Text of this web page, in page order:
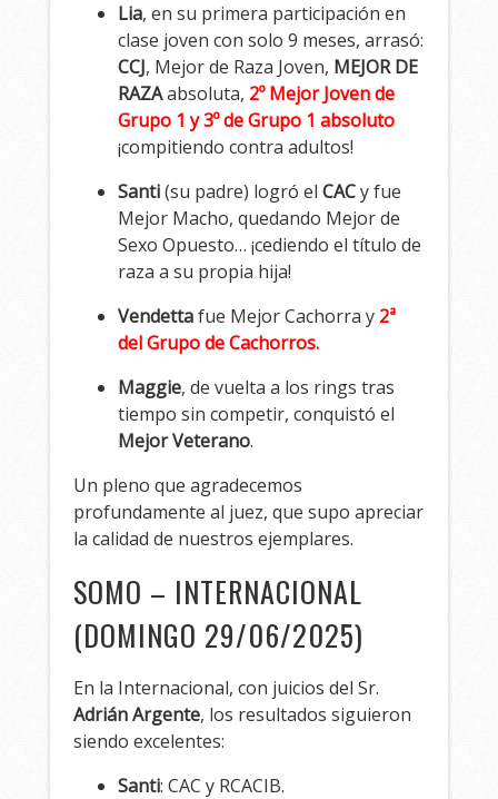
Lia, en su primera participación en
clase joven con solo 9 meses, arrasó:
CCJ, Mejor de Raza Joven, MEJOR DE
RAZAabsoluta, 2º Mejor Joven de
Grupo 1 y 3º de Grupo 1 absoluto
¡compitiendo contra adultos!
Santi(su padre) logró elCACy fue
Mejor Macho, quedando Mejor de
Sexo Opuesto… ¡cediendo el título de
raza a su propia hija!
Vendettafue Mejor Cachorra y 2ª
del Grupo de Cachorros.
Maggie, de vuelta a los rings tras
tiempo sin competir, conquistó el
Mejor Veterano.
Un pleno que agradecemos
profundamente al juez, que supo apreciar
la calidad de nuestros ejemplares.
SOMO – INTERNACIONAL
(DOMINGO 29/06/2025)
En la Internacional, con juicios del Sr.
Adrián Argente, los resultados siguieron
siendo excelentes:
Santi: CAC y RCACIB.